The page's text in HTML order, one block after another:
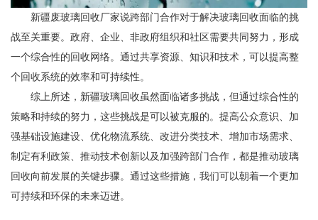
新疆废玻璃回收厂家说跨部门合作对于解决玻璃回收面临的挑
战至关重要。政府、企业、非政府组织和社区需要共同努力，形成
一个综合性的回收网络。通过共享资源、知识和技术，可以提高整
个回收系统的效率和可持续性。
综上所述，新疆玻璃回收虽然面临诸多挑战，但通过综合性的
策略和持续的努力，这些挑战是可以被克服的。提高公众意识、加
强基础设施建设、优化物流系统、改进分类技术、增加市场需求、
制定有利政策、推动技术创新以及加强跨部门合作，都是推动玻璃
回收向前发展的关键步骤。通过这些措施，我们可以朝着一个更加
可持续和环保的未来迈进。